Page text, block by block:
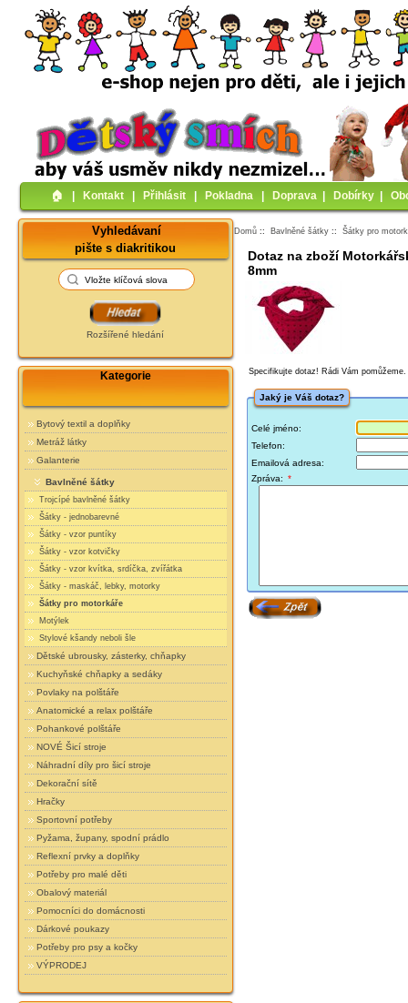
🏠︎ Kontakt Přihlásit Pokladna Doprava Dobírky
Vyhledávaní
pište s diakritikou
Rozšířené hledání
Kategorie
Bytový textil a doplňky
Metráž látky
Galanterie
Bavlněné šátky
Trojcípé bavlněné šátky
Šátky - jednobarevné
Šátky - vzor puntíky
Šátky - vzor kotvičky
Šátky - vzor kvítka, srdíčka, zvířátka
Šátky - maskáč, lebky, motorky
Šátky pro motorkáře
Motýlek
Stylové kšandy neboli šle
Dětské ubrousky, zásterky, chňapky
Kuchyňské chňapky a sedáky
Povlaky na polštáře
Anatomické a relax polštáře
Pohankové polštáře
NOVÉ Šicí stroje
Náhradní díly pro šicí stroje
Dekorační sítě
Hračky
Sportovní potřeby
Pyžama, župany, spodní prádlo
Reflexní prvky a doplňky
Potřeby pro malé děti
Obalový materiál
Pomocníci do domácnosti
Dárkové poukazy
Potřeby pro psy a kočky
VÝPRODEJ
Domů :: Bavlněné šátky ::Šátky pro
Dotaz na zboží
8mm
Specifikujte dotaz! Rádi Vám pomůžeme.
Jaký je Váš dotaz?
Celé jméno:
Telefon:
Emailová adresa:
Zpráva: *